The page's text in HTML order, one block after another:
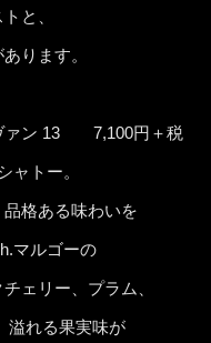
と、
ります。
ァン 13 7,100円＋税
ャトー。
格ある味わいを
マルゴーの
ェリー、プラム、
溢れる果実味が